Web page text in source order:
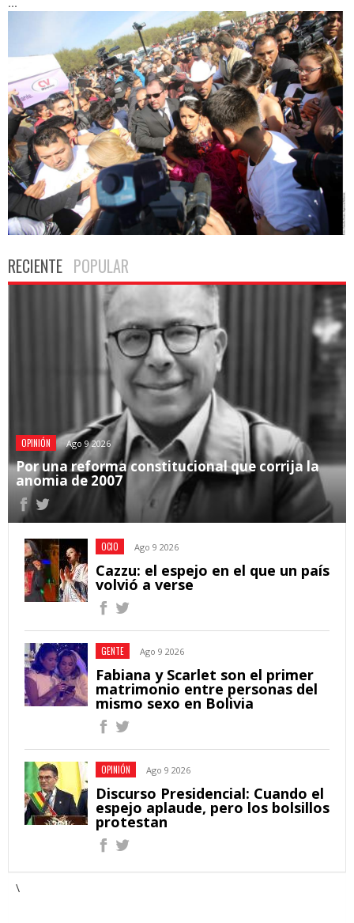
RECIENTE POPULAR
OPINIÓN Ago 9 2026
Por una reforma constitucional que corrija la
anomia de 2007
OCIO Ago 9 2026
Cazzu: el espejo en el que un país
volvió a verse
GENTE Ago 9 2026
Fabiana y Scarlet son el primer
matrimonio entre personas del
mismo sexo en Bolivia
OPINIÓN Ago 9 2026
Discurso Presidencial: Cuando el
espejo aplaude, pero los bolsillos
protestan
\